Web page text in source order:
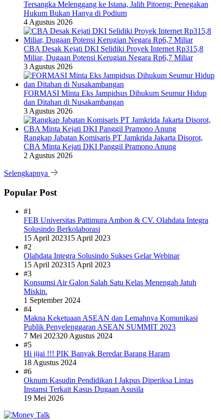
Tersangka Melenggang ke Istana, Jalih Pitoeng: Penegakan
Hukum Bukan Hanya di Podium
4 Agustus 2026
CBA Desak Kejati DKI Selidiki Proyek Internet Rp315,8
Miliar, Dugaan Potensi Kerugian Negara Rp6,7 Miliar
3 Agustus 2026
FORMASI Minta Eks Jampidsus Dihukum Seumur Hidup
dan Ditahan di Nusakambangan
3 Agustus 2026
Rangkap Jabatan Komisaris PT Jamkrida Jakarta Disorot,
CBA Minta Kejati DKI Panggil Pramono Anung
2 Agustus 2026
Selengkapnya
Popular Post
#1
FEB Universitas Pattimura Ambon & CV. Olahdata Integra
Solusindo Berkolaborasi
15 April 202315 April 2023
#2
Olahdata Integra Solusindo Sukses Gelar Webinar
15 April 202315 April 2023
#3
Konsumsi Air Galon Salah Satu Kelas Menengah Jatuh
Miskin.
1 September 2024
#4
Makna Keketuaan ASEAN dan Lemahnya Komunikasi
Publik Penyelenggaran ASEAN SUMMIT 2023
7 Mei 202320 Agustus 2024
#5
Hi jijai !!! PIK Banyak Beredar Barang Haram
18 Agustus 2024
#6
Oknum Kasudin Pendidikan I Jakpus Diperiksa Lintas
Instansi Terkait Kasus Dugaan Asusila
19 Mei 2026